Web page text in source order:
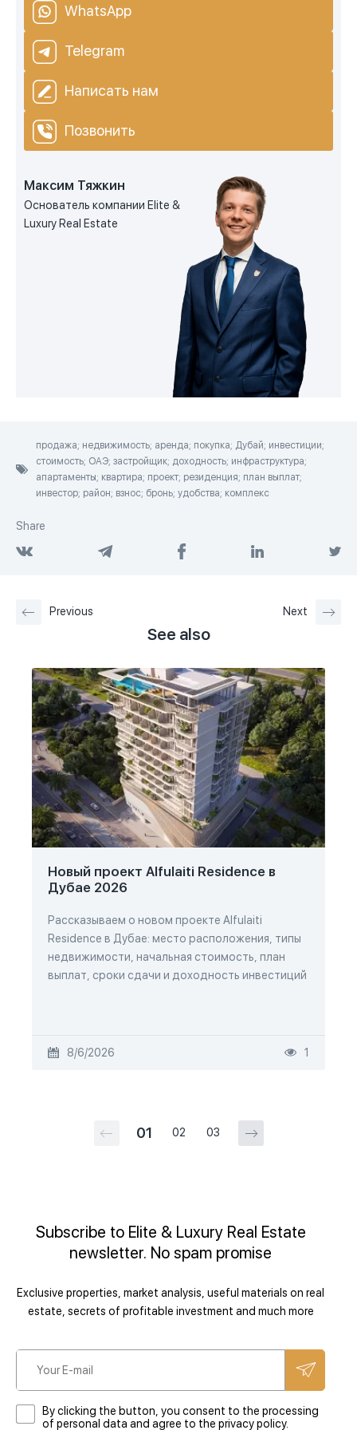
WhatsApp
Telegram
Написать нам
Позвонить
Максим Тяжкин
Основатель компании Elite &
Luxury Real Estate
продажа; недвижимость; аренда; покупка; Дубай; инвестиции;
стоимость; ОАЭ; застройщик; доходность; инфраструктура;
апартаменты; квартира; проект; резиденция; план выплат;
инвестор; район; взнос; бронь; удобства; комплекс
Share
Previous Next
See also
Новый проект Alfulaiti Residence в
Дубае 2026
Рассказываем о новом проекте Alfulaiti
Residence в Дубае: место расположения, типы
недвижимости, начальная стоимость, план
выплат, сроки сдачи и доходность инвестиций
8/6/2026 1
01 02 03
Subscribe to Elite & Luxury Real Estate
newsletter. No spam promise
Exclusive properties, market analysis, useful materials on real
estate, secrets of profitable investment and much more
By clicking the button, you consent to the processing
of personal data and agree to the privacy policy.